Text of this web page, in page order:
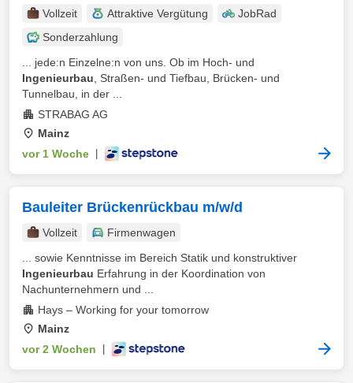
Vollzeit Attraktive Vergütung
JobRad
Sonderzahlung
... jede:n Einzelne:n von uns. Ob im Hoch- und
Ingenieurbau , Straßen- und Tiefbau, Brücken- und
Tunnelbau, in der ...
STRABAG AG
Mainz
vor 1 Woche
Bauleiter Brückenrückbau m/w/d
Vollzeit
Firmenwagen
... sowie Kenntnisse im Bereich Statik und konstruktiver
Ingenieurbau Erfahrung in der Koordination von
Nachunternehmern und ...
Hays – Working for your tomorrow
Mainz
vor 2 Wochen